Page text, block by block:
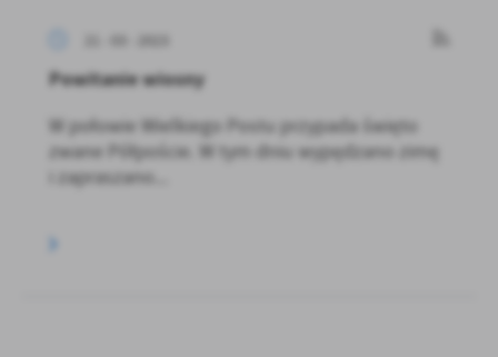
Powitanie wiosny
W połowie Wielkiego Postu przypada święto
zwane Półpoście. W tym dniu wypędzano zimę
i zapraszano...